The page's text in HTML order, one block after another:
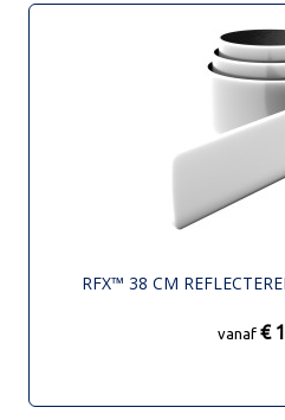
RFX™ 38 CM
vanaf €